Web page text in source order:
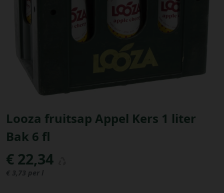
Looza fruitsap Appel Kers 1 liter
Bak 6 fl
€ 22,34
€ 3,73 per l